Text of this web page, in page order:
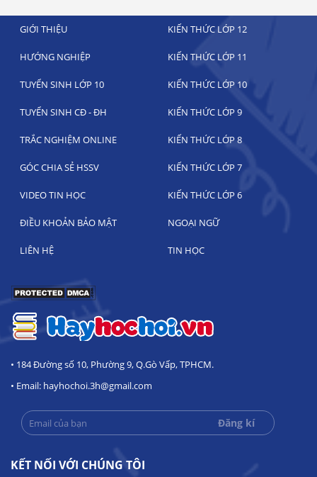
GIỚI THIỆU KIẾN THỨC LỚP 12
HƯỚNG NGHIỆP KIẾN THỨC LỚP 11
TUYỂN SINH LỚP 10 KIẾN THỨC LỚP 10
TUYỂN SINH CĐ - ĐH KIẾN THỨC LỚP 9
TRẮC NGHIỆM ONLINE KIẾN THỨC LỚP 8
GÓC CHIA SẺ HSSV KIẾN THỨC LỚP 7
VIDEO TIN HỌC KIẾN THỨC LỚP 6
ĐIỀU KHOẢN BẢO MẬT NGOẠI NGỮ
LIÊN HỆ TIN HỌC
• 184 Đường số 10, Phường 9, Q.Gò Vấp, TPHCM.
• Email: hayhochoi.3h@gmail.com
KẾT NỐI VỚI CHÚNG TÔI